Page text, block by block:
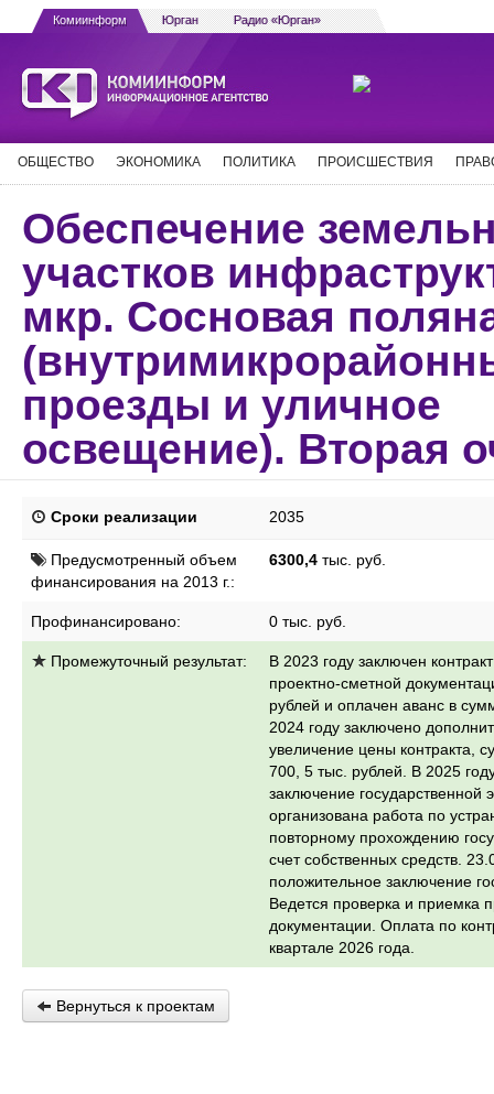
Комиинформ Юрган Радио «Юрган»
ОБЩЕСТВО ЭКОНОМИКА ПОЛИТИКА ПРОИСШЕСТВИЯ
Обеспечение
участков
мкр. Сосновая
проезды и уличное
освещение). Вторая
Сроки реализации 2035
Предусмотренный объем
финансирования на 2013 г.:
6300,4 тыс. руб.
Профинансировано: 0 тыс. руб.
Промежуточный результат:
В 2023 году заключен
проектно-сметной
рублей и оплачен аванс в
2024 году заключено
увеличение цены контракта,
700, 5 тыс. рублей. В 2025
заключение государственной
организована работа по
повторному прохождению
счет собственных средств.
положительное заключение
Ведется проверка и приемка
документации. Оплата по
квартале 2026 года.
Вернуться к проектам